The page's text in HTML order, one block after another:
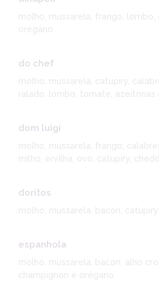
molho, mussarela, frango, lombo,
do chef
molho, mussarela, catupiry,
dom luigi
molho, mussarela, frango,
milho, ervilha, ovo, catupiry,
doritos
molho, mussarela, bacon,
espanhola
molho, mussarela, bacon, alho
champignon e orégano